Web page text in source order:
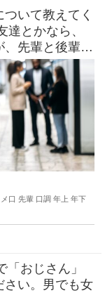
いて教えてく
先輩と後輩と
メ口 先輩 口調 年上 年下
おじさん」
さい。男でも女